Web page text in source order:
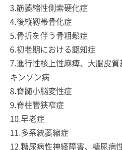
3.筋萎縮性側索硬化症
4.後縦靱帯骨化症
5.骨折を伴う骨粗鬆症
6.初老期における認知症
7.進行性核上性麻痺、大脳皮
キンソン病
8.脊髄小脳変性症
9.脊柱管狭窄症
10.早老症
11.多系統萎縮症
12.糖尿病性神経障害、糖尿病